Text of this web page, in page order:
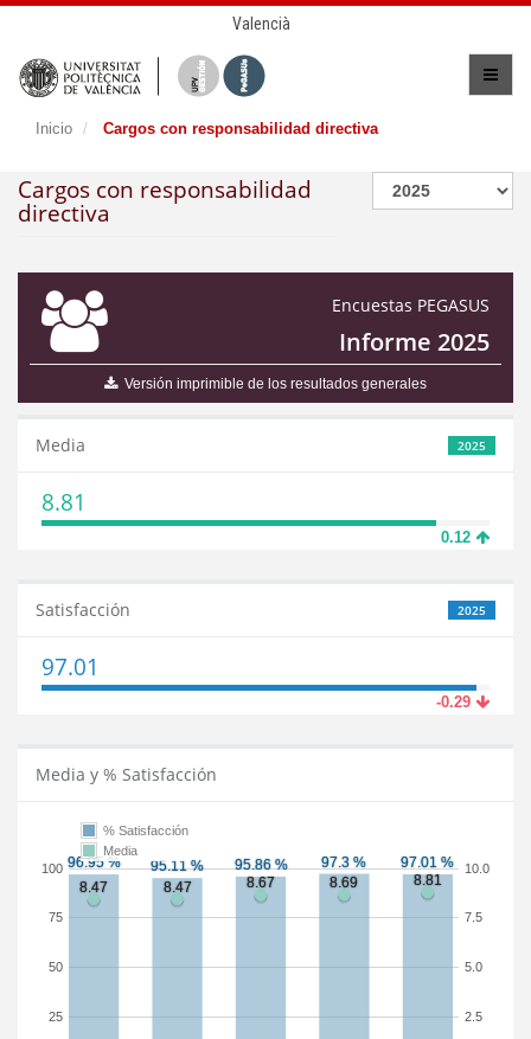
Valencià
Inicio Cargos con responsabilidad directiva
Cargos con responsabilidad
directiva
Encuestas PEGASUS
Informe 2025
Versión imprimible de los resultados generales
2025
Media
8.81
0.12
2025
Satisfacción
97.01
-0.29
Media y % Satisfacción
25
50
75
100
2.5
5.0
7.5
10.0
% Satisfacción
Media